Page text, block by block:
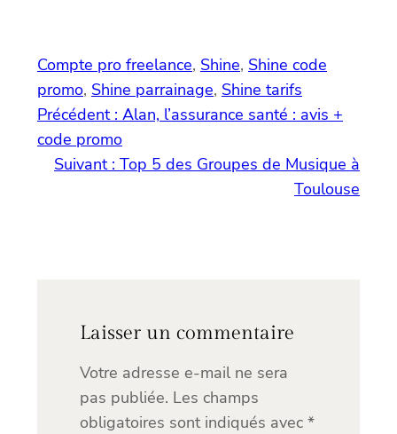
Compte pro freelance, Shine, Shine code
promo, Shine parrainage, Shine tarifs
Précédent : Alan, l’assurance santé : avis +
code promo
Suivant : Top 5 des Groupes de Musique à
Toulouse
Laisser un commentaire
Votre adresse e-mail ne sera
pas publiée. Les champs
obligatoires sont indiqués avec *